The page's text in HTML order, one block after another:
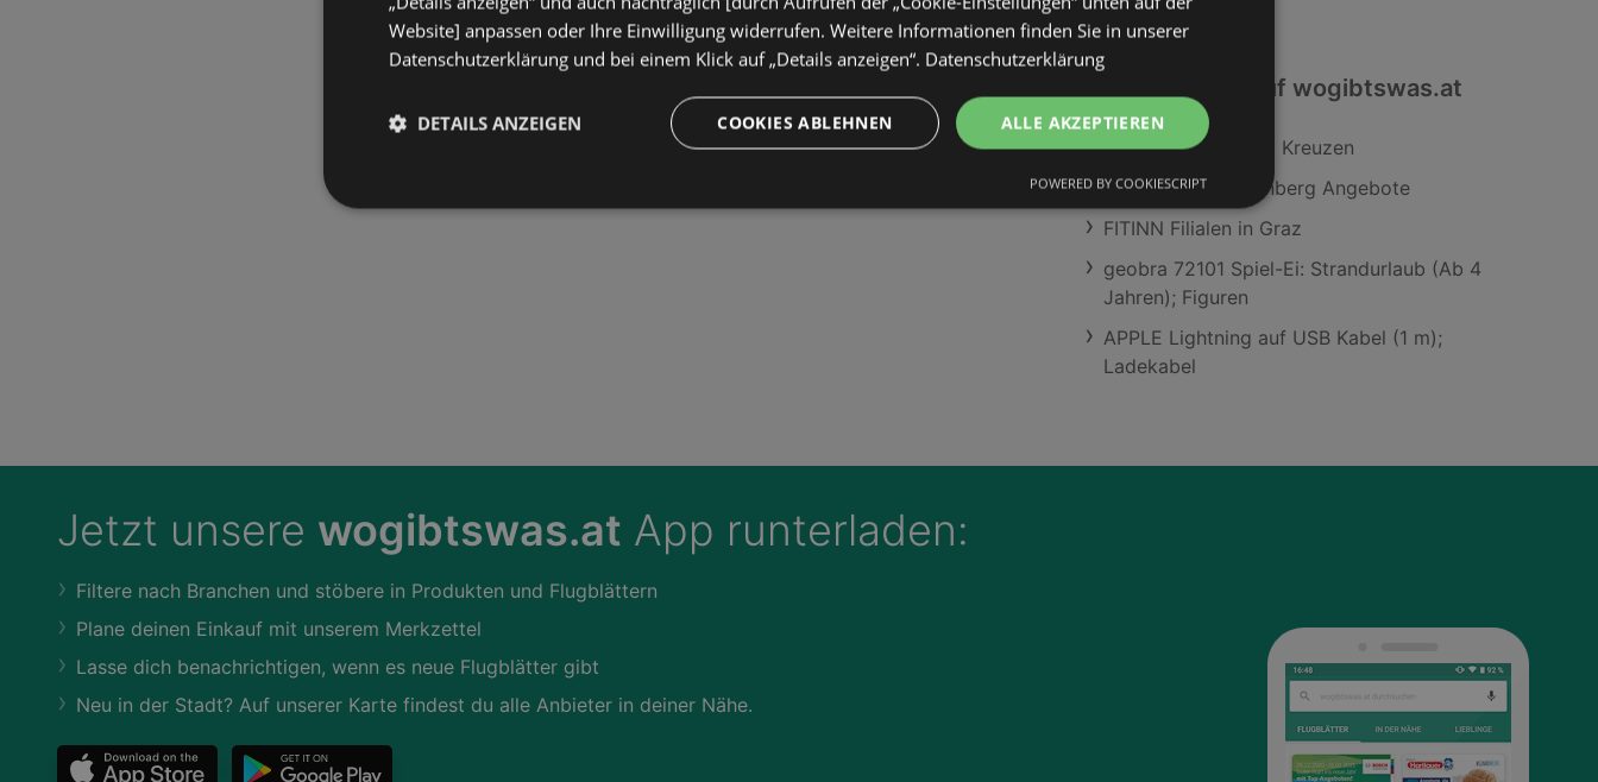
Interessantes auf wogibtswas.at
SodaStream in Bad Kreuzen
Bettwäsche Heisenberg Angebote
FITINN Filialen in Graz
geobra 72101 Spiel-Ei: Strandurlaub (Ab 4
Jahren); Figuren
APPLE Lightning auf USB Kabel (1 m);
Ladekabel
Jetzt unsere wogibtswas.at App runterladen:
Filtere nach Branchen und stöbere in Produkten und Flugblättern
Plane deinen Einkauf mit unserem Merkzettel
Lasse dich benachrichtigen, wenn es neue Flugblätter gibt
Neu in der Stadt? Auf unserer Karte findest du alle Anbieter in deiner Nähe.
Website] anpassen oder Ihre Einwilligung widerrufen. Weitere Informationen finden Sie in unserer
Datenschutzerklärung und bei einem Klick auf „Details anzeigen“. Datenschutzerklärung
ALLE AKZEPTIEREN
COOKIES ABLEHNEN
DETAILS ANZEIGEN
POWERED BY COOKIESCRIPT